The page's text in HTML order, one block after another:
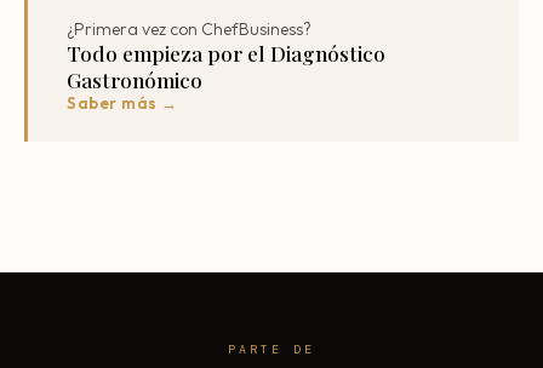
¿Primera vez con ChefBusiness?
Todo empieza por el Diagnóstico
Gastronómico
Saber más →
PARTE DE